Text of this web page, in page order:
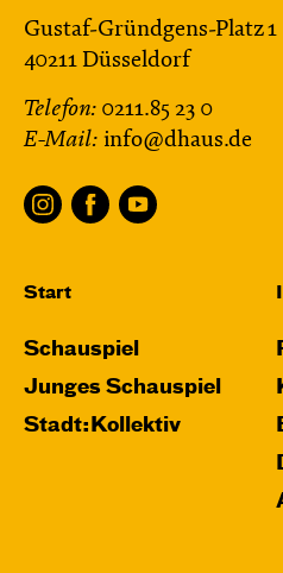
Gustaf-Gründgens-Platz 1
40211 Düsseldorf
Telefon: 0211.85 23 0
E-Mail: info@dhaus.de
Start
Schauspiel
Junges Schauspiel
Stadt:Kollektiv